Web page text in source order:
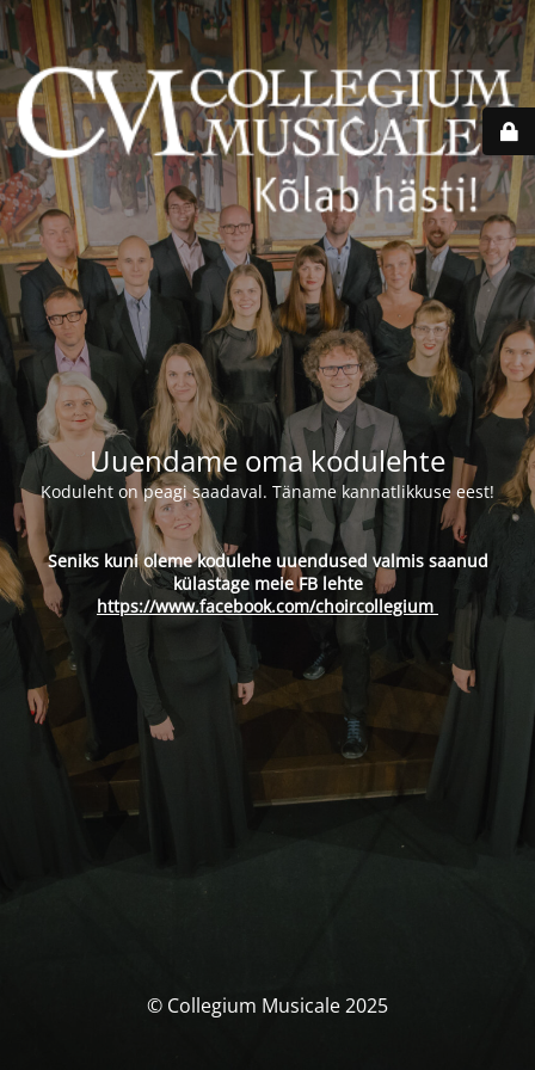
Uuendame oma kodulehte
Koduleht on peagi saadaval. Täname kannatlikkuse eest!
Seniks kuni oleme kodulehe uuendused valmis saanud
külastage meie FB lehte
https://www.facebook.com/choircollegium
© Collegium Musicale 2025